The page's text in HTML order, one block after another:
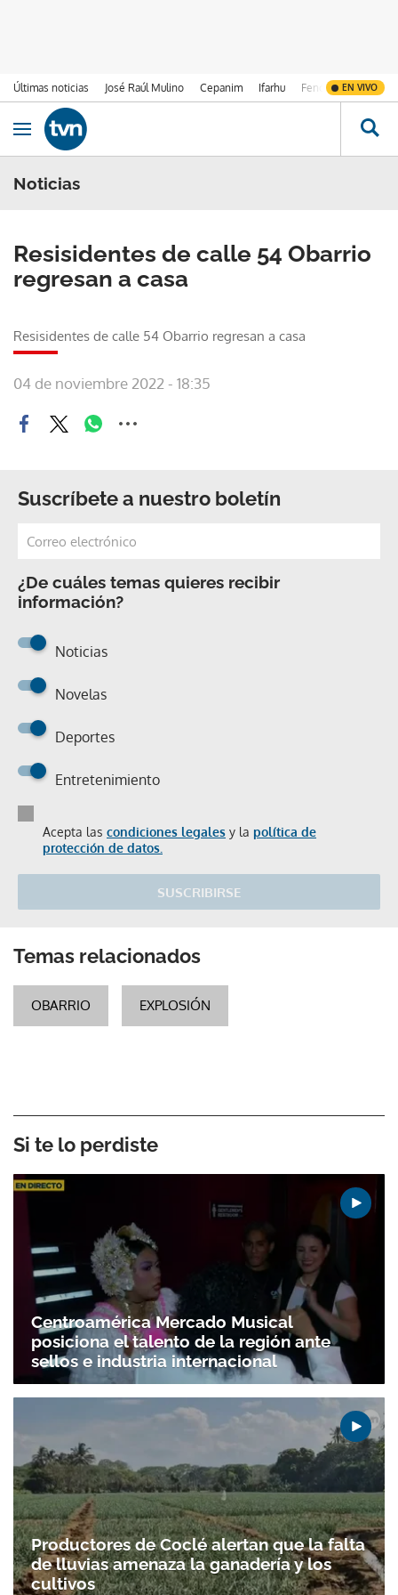
Últimas noticias José Raúl Mulino Cepanim Ifarhu Fenómeno de El
EN VIVO
Ir al contenido
Obrir navegació
Noticias
Resisidentes de calle 54 Obarrio
regresan a casa
Resisidentes de calle 54 Obarrio regresan a casa
04 de noviembre 2022 - 18:35
Suscríbete a nuestro boletín
¿De cuáles temas quieres recibir
información?
Noticias
Novelas
Deportes
Entretenimiento
Acepta las condiciones legales y la política de
protección de datos.
SUSCRIBIRSE
Temas relacionados
OBARRIO EXPLOSIÓN
Si te lo perdiste
Centroamérica Mercado Musical
posiciona el talento de la región ante
sellos e industria internacional
Productores de Coclé alertan que la falta
de lluvias amenaza la ganadería y los
cultivos